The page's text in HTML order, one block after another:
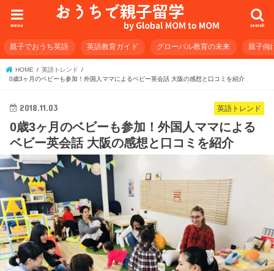
search
menu
親子でおうち英語 英語教育ガイド グローバル教育の未来 親子向
HOME
英語トレンド
0歳3ヶ月のベビーも参加！外国人ママによるベビー英会話 大阪の感想と口コミを紹介
英語トレンド
2018.11.03
0歳3ヶ月のベビーも参加！外国人ママによる
ベビー英会話 大阪の感想と口コミを紹介